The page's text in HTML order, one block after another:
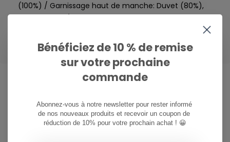
(100%) / Garnissage haut de manche: Duvet (80%),
CAN WE HELP?
Service à la clientèle: heures d'ouverture
Bénéficiez de 10 % de remise
sur votre prochaine
commande
Abonnez-vous à notre newsletter pour rester informé
de nos nouveaux produits et recevoir un coupon de
réduction de 10% pour votre prochain achat ! 😀